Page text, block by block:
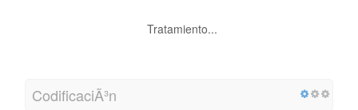
Tratamiento...
CodificaciÃ³n